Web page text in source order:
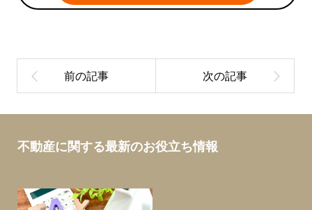
不動産に関する最新のお役立ち情報